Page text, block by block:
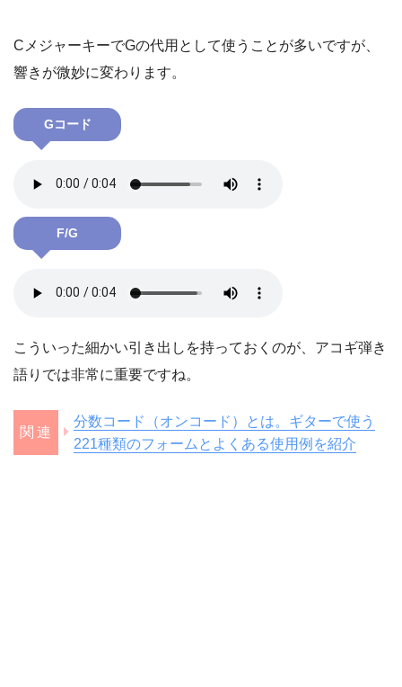
CメジャーキーでGの代用として使うことが多いですが、
響きが微妙に変わります。
Gコード
F/G
こういった細かい引き出しを持っておくのが、アコギ弾き
語りでは非常に重要ですね。
分数コード（オンコード）とは。ギターで使う
221種類のフォームとよくある使用例を紹介